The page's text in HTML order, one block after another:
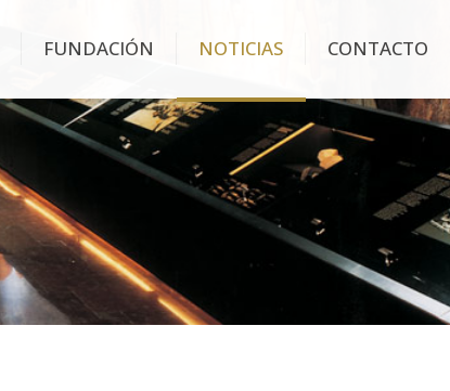
FUNDACIÓN NOTICIAS CONTACTO